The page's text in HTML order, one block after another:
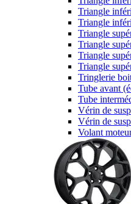
Triangle
Triangle
Triangle
Triangle
Triangle
Triangle
Tringlerie
Tube avant
Tube
Vérin de
Vérin de
Volant